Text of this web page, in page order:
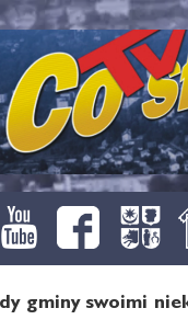
gminy swoimi